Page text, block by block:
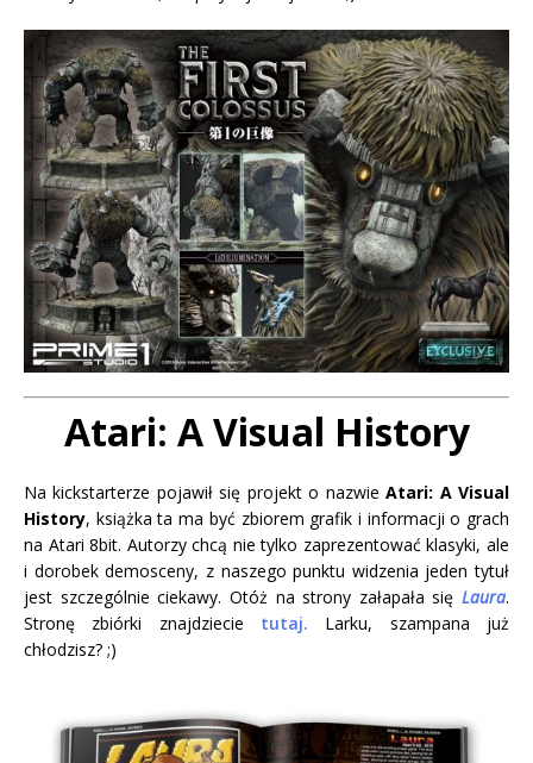
Atari: A Visual History
Na kickstarterze pojawił się projekt o nazwieAtari: A Visual
History, książka ta ma być zbiorem grafik i informacji o grach
na Atari 8bit. Autorzy chcą nie tylko zaprezentować klasyki, ale
i dorobek demosceny, z naszego punktu widzenia jeden tytuł
jest szczególnie ciekawy. Otóż na strony załapała się Laura.
Stronę zbiórki znajdziecie tutaj. Larku, szampana już
chłodzisz? ;)